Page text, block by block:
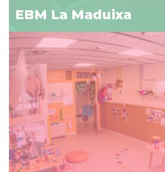
EBM La Maduixa